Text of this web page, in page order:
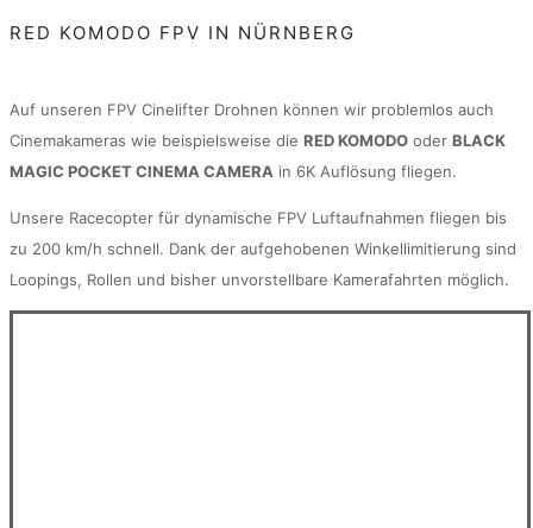
RED KOMODO FPV IN NÜRNBERG
Auf unseren FPV Cinelifter Drohnen können wir problemlos auch
Cinemakameras wie beispielsweise die RED KOMODO oder BLACK
MAGIC POCKET CINEMA CAMERA in 6K Auflösung fliegen.
Unsere Racecopter für dynamische FPV Luftaufnahmen fliegen bis
zu 200 km/h schnell. Dank der aufgehobenen Winkellimitierung sind
Loopings, Rollen und bisher unvorstellbare Kamerafahrten möglich.